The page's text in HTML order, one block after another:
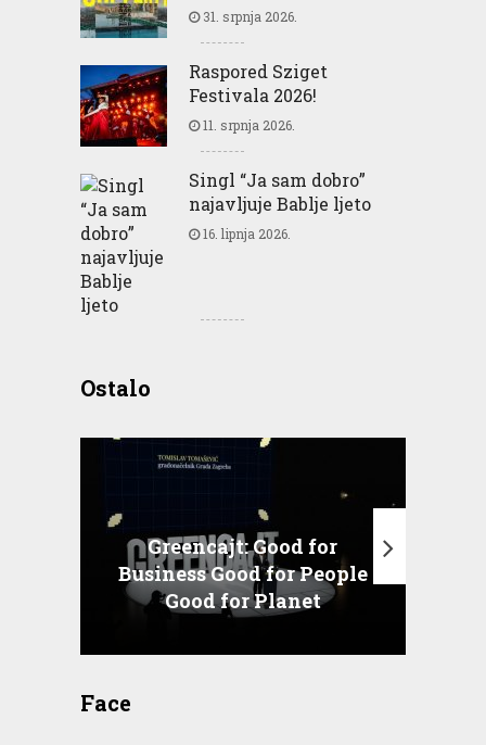
31. srpnja 2026.
Raspored Sziget
Festivala 2026!
11. srpnja 2026.
Singl “Ja sam dobro”
najavljuje Bablje ljeto
16. lipnja 2026.
Ostalo
Greencajt: Good for
Business Good for People
Good for Planet
Face